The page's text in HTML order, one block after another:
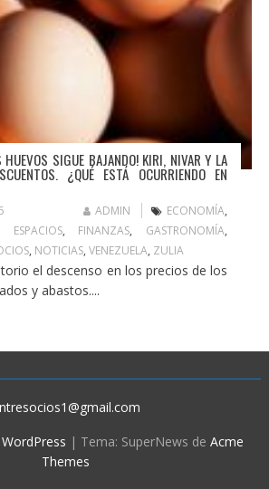
HUEVOS SIGUE BAJANDO! KIRI, NIVAR Y LA
¿QUÉ ESTÁ OCURRIENDO EN
ADMIN ECONOMÍA,
ESPACIOS, FINANZAS, GASTRONOMÍA,
, NOTICIAS, VENEZUELA, ZULIA
el descenso en los precios de los
y abastos....
| Tema: SuperNews de Acme
Themes